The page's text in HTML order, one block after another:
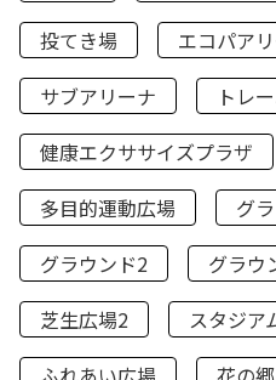
投てき場
エコパア
サブアリーナ
トレ
健康エクササイズプラザ
多目的運動広場
グ
グラウンド2
グラウ
芝生広場2
スタジア